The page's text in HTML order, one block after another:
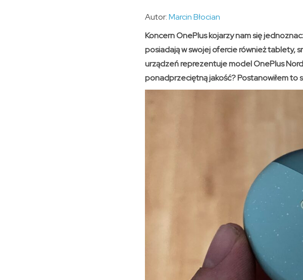
Autor:Marcin Błocian
Koncern OnePlus kojarzy nam się
posiadają w swojej ofercie również tablety,
urządzeń reprezentuje model OnePlus
ponadprzeciętną jakość? Postanowiłem to